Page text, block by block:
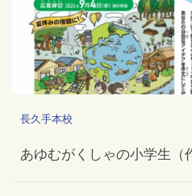
長久手本校
あゆむがくしゃの小学生（